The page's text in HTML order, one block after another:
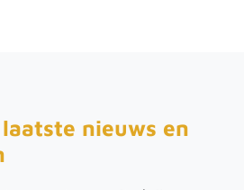
nieuws en